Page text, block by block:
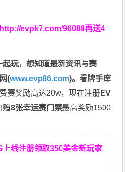
http://evpk7.com/96088再送4
起玩，想知道最新资讯与赛
(www.evp86.com)。看牌手痒
赛奖励高达20w，现在注册EV
赠8张幸运赛门票最高奖励1500
上线注册领取350美金新玩家